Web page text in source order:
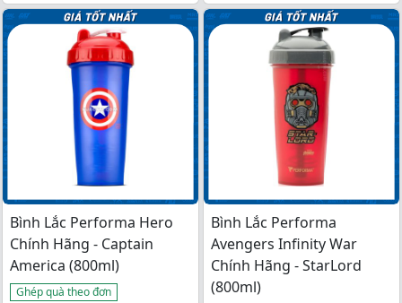
150.000₫.
là:
95.000₫.
là:
265.000₫.
tại
là:
180.000₫.
Bình Lắc Performa Hero
Chính Hãng - Captain
America (800ml)
Ghép quà theo đơn
Bình Lắc Performa
Avengers Infinity War
Chính Hãng - StarLord
(800ml)